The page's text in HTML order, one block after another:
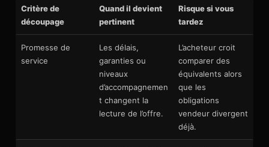
Critère de
découpage
Quand il devient
pertinent
Risque si vous
tardez
Promesse de
service
Les délais,
garanties ou
niveaux
d’accompagnemen
t changent la
lecture de l’offre.
L’acheteur croit
comparer des
équivalents alors
que les
obligations
vendeur divergent
déjà.